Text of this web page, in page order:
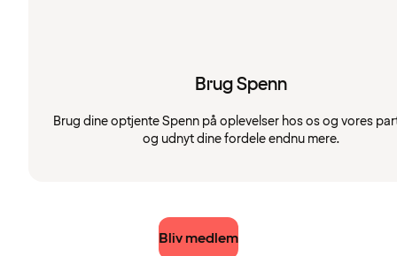
Brug Spenn
Brug dine optjente Spenn på oplevelser hos os og vores
og udnyt dine fordele endnu mere.
Bliv medlem